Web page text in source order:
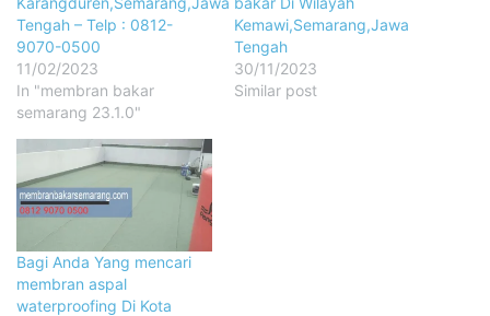
Tengah – Telp : 0812-
9070-0500
11/02/2023
In "membran bakar
semarang 23.1.0"
Kemawi,Semarang,Jawa
Tengah
30/11/2023
Similar post
Bagi Anda Yang mencari
membran aspal
waterproofing Di Kota